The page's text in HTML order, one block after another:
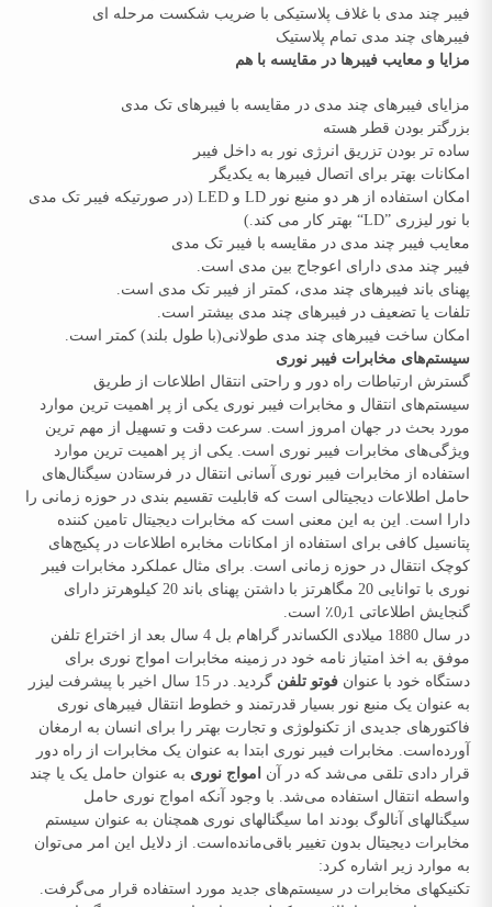
فیبر چند مدی با غلاف پلاستیکی با ضریب شکست مرحله ای
فیبرهای چند مدی تمام پلاستیک
مزایا و معایب فیبرها در مقایسه با هم
مزایای فیبرهای چند مدی در مقایسه با فیبرهای تک مدی
بزرگتر بودن قطر هسته
ساده تر بودن تزریق انرژی نور به داخل فیبر
امکانات بهتر برای اتصال فیبرها به یکدیگر
امکان استفاده از هر دو منبع نور LD و LED (در صورتیکه فیبر تک مدی
با نور لیزری ”LD“ بهتر کار می کند.)
معایب فیبر چند مدی در مقایسه با فیبر تک مدی
فیبر چند مدی دارای اعوجاج بین مدی است.
پهنای باند فیبرهای چند مدی، کمتر از فیبر تک مدی است.
تلفات یا تضعیف در فیبرهای چند مدی بیشتر است.
امکان ساخت فیبرهای چند مدی طولانی(با طول بلند) کمتر است.
سیستم‌های مخابرات فیبر نوری
گسترش ارتباطات راه دور و راحتی انتقال اطلاعات از طریق
سیستم‌های انتقال و مخابرات فیبر نوری یکی از پر اهمیت ترین موارد
مورد بحث در جهان امروز است. سرعت دقت و تسهیل از مهم ‌ترین
ویژگی‌های مخابرات فیبر نوری است. یکی از پر اهمیت ‌ترین موارد
استفاده از مخابرات فیبر نوری آسانی انتقال در فرستادن سیگنال‌های
حامل اطلاعات دیجیتالی است که قابلیت تقسیم بندی در حوزه زمانی را
دارا است. این به این معنی است که مخابرات دیجیتال تامین کننده
پتانسیل کافی برای استفاده از امکانات مخابره اطلاعات در پکیج‌های
کوچک انتقال در حوزه زمانی است. برای مثال عملکرد مخابرات فیبر
نوری با توانایی 20 مگاهرتز با داشتن پهنای باند 20 کیلوهرتز دارای
گنجایش اطلاعاتی 0٫1٪ است.
در سال 1880 میلادی الکساندر گراهام بل 4 سال بعد از اختراع تلفن
موفق به اخذ امتیاز نامه خود در زمینه مخابرات امواج نوری برای
دستگاه خود با عنوان فوتو تلفن
گردید. در 15 سال اخیر با پیشرفت لیزر
به عنوان یک منبع نور بسیار قدرتمند و خطوط انتقال فیبرهای نوری
فاکتورهای جدیدی از تکنولوژی و تجارت بهتر را برای انسان به ارمغان
آورده‌است. مخابرات فیبر نوری ابتدا به عنوان یک مخابرات از راه دور
قرار دادی تلقی می‌شد که در آن
امواج نوری به عنوان حامل یک یا چند
واسطه انتقال استفاده می‌شد. با وجود آنکه امواج نوری حامل
سیگنالهای آنالوگ بودند اما سیگنالهای نوری همچنان به عنوان سیستم
مخابرات دیجیتال بدون تغییر باقی‌مانده‌است. از دلایل این امر می‌توان
به موارد زیر اشاره کرد:
تکنیکهای مخابرات در سیستم‌های جدید مورد استفاده قرار می‌گرفت.